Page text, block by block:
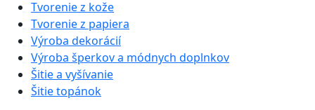
Tvorenie z kože
Tvorenie z papiera
Výroba dekorácií
Výroba šperkov a módnych doplnkov
Šitie a vyšívanie
Šitie topánok